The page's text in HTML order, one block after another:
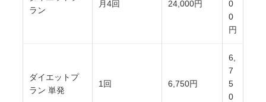
ラン
月4回 24,000円
0
0
円
ダイエットプ
ラン 単発
1回 6,750円
6,
7
5
0